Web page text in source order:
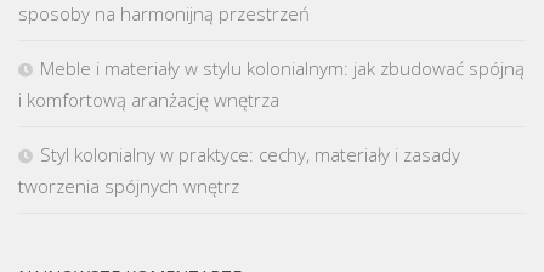
sposoby na harmonijną przestrzeń
Meble i materiały w stylu kolonialnym: jak zbudować spójną
i komfortową aranżację wnętrza
Styl kolonialny w praktyce: cechy, materiały i zasady
tworzenia spójnych wnętrz